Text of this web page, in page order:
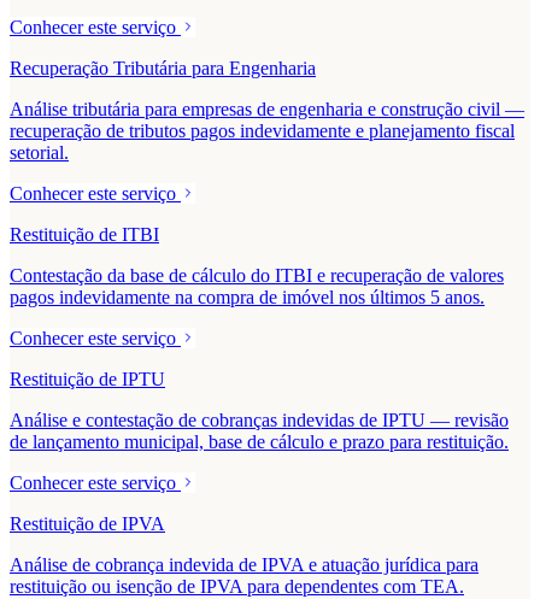
Conhecer este serviço
Recuperação Tributária para Engenharia
Análise tributária para empresas de engenharia e construção civil —
recuperação de tributos pagos indevidamente e planejamento fiscal
setorial.
Conhecer este serviço
Restituição de ITBI
Contestação da base de cálculo do ITBI e recuperação de valores
pagos indevidamente na compra de imóvel nos últimos 5 anos.
Conhecer este serviço
Restituição de IPTU
Análise e contestação de cobranças indevidas de IPTU — revisão
de lançamento municipal, base de cálculo e prazo para restituição.
Conhecer este serviço
Restituição de IPVA
Análise de cobrança indevida de IPVA e atuação jurídica para
restituição ou isenção de IPVA para dependentes com TEA.